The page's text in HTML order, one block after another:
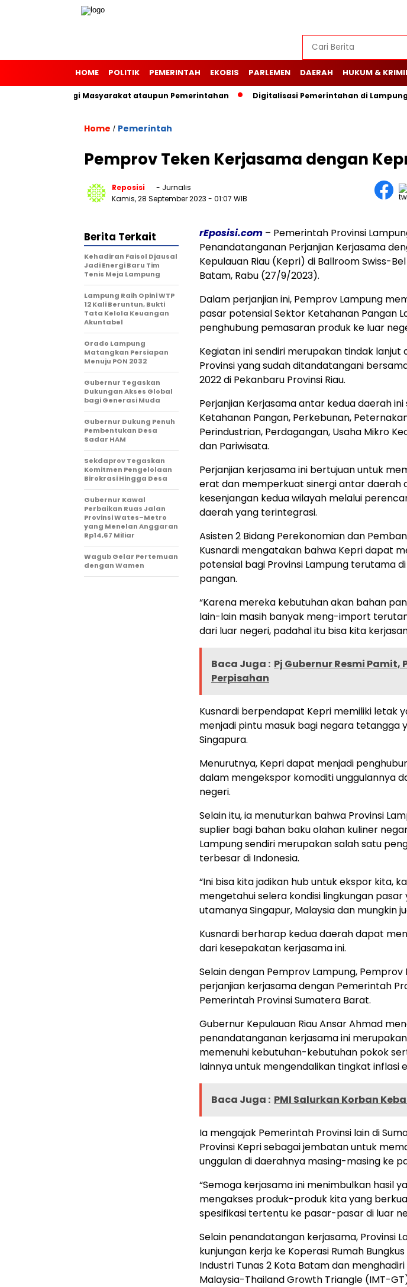
HOME POLITIK PEMERINTAH EKOBIS PARLEMEN DAERAH HUKUM &
Bagi Masyarakat ataupun Pemerintahan Digitalisasi Pemerintahan di Lampung
Home / Pemerintah
Pemprov Teken Kerjasama dengan
Reposisi
- Jurnalis
Kamis, 28 September 2023 - 01:07 WIB
rEposisi.com – Pemerintah Provinsi
Penandatanganan Perjanjian Kerjasama
Kepulauan Riau (Kepri) di Ballroom Swiss-
Batam, Rabu (27/9/2023).
Dalam perjanjian ini, Pemprov Lampung
pasar potensial Sektor Ketahanan Pangan
penghubung pemasaran produk ke luar
Kegiatan ini sendiri merupakan tindak lanjut
Provinsi yang sudah ditandatangani
2022 di Pekanbaru Provinsi Riau.
Perjanjian Kerjasama antar kedua daerah
Ketahanan Pangan, Perkebunan,
Perindustrian, Perdagangan, Usaha Mikro
dan Pariwisata.
Perjanjian kerjasama ini bertujuan untuk
erat dan memperkuat sinergi antar daerah
kesenjangan kedua wilayah melalui
daerah yang terintegrasi.
Asisten 2 Bidang Perekonomian dan
Kusnardi mengatakan bahwa Kepri dapat
potensial bagi Provinsi Lampung terutama
pangan.
“Karena mereka kebutuhan akan bahan
lain-lain masih banyak meng-import
dari luar negeri, padahal itu bisa kita
Baca Juga : Pj Gubernur Resmi Pamit,
Perpisahan
Kusnardi berpendapat Kepri memiliki letak
menjadi pintu masuk bagi negara tetangga
Singapura.
Menurutnya, Kepri dapat menjadi
dalam mengekspor komoditi unggulannya
negeri.
Selain itu, ia menuturkan bahwa Provinsi
suplier bagi bahan baku olahan kuliner
Lampung sendiri merupakan salah satu
terbesar di Indonesia.
“Ini bisa kita jadikan hub untuk ekspor kita,
mengetahui selera kondisi lingkungan
utamanya Singapur, Malaysia dan mungkin
Kusnardi berharap kedua daerah dapat
dari kesepakatan kerjasama ini.
Selain dengan Pemprov Lampung,
perjanjian kerjasama dengan Pemerintah
Pemerintah Provinsi Sumatera Barat.
Gubernur Kepulauan Riau Ansar Ahmad
penandatanganan kerjasama ini
memenuhi kebutuhan-kebutuhan pokok
lainnya untuk mengendalikan tingkat inflasi
Baca Juga : PMI Salurkan Korban
Ia mengajak Pemerintah Provinsi lain di
Provinsi Kepri sebagai jembatan untuk
unggulan di daerahnya masing-masing ke
“Semoga kerjasama ini menimbulkan hasil
mengakses produk-produk kita yang
spesifikasi tertentu ke pasar-pasar di luar
Selain penandatangan kerjasama, Provinsi
kunjungan kerja ke Koperasi Rumah
Industri Tunas 2 Kota Batam dan
Malaysia-Thailand Growth Triangle (IMT-
Berita Terkait
Kehadiran Faisol Djausal
Jadi Energi Baru Tim
Tenis Meja Lampung
Lampung Raih Opini WTP
12 Kali Beruntun, Bukti
Tata Kelola Keuangan
Akuntabel
Orado Lampung
Matangkan Persiapan
Menuju PON 2032
Gubernur Tegaskan
Dukungan Akses Global
bagi Generasi Muda
Gubernur Dukung Penuh
Pembentukan Desa
Sadar HAM
Sekdaprov Tegaskan
Komitmen Pengelolaan
Birokrasi Hingga Desa
Gubernur Kawal
Perbaikan Ruas Jalan
Provinsi Wates–Metro
yang Menelan Anggaran
Rp14,67 Miliar
Wagub Gelar Pertemuan
dengan Wamen